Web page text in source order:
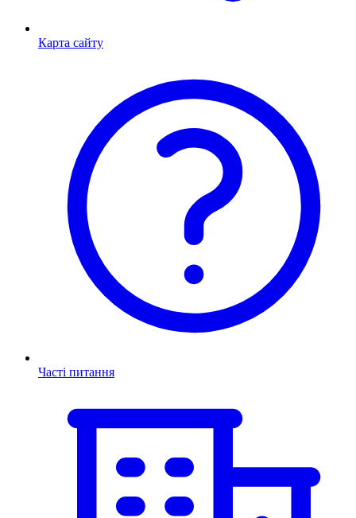
Карта сайту
Часті питання